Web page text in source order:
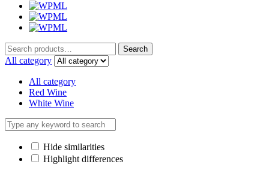
Search
for:
Search
All category
All category
Red Wine
White Wine
Hide similarities
Highlight differences